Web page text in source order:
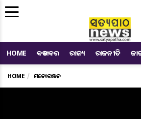
HOME ବଡ ଖବର ରାଜ୍ୟ ରାଜନୀତି
HOME ମନୋରଞ୍ଜନ